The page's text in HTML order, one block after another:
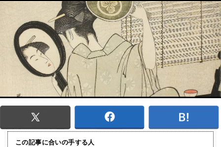
この記事に合いの手する人